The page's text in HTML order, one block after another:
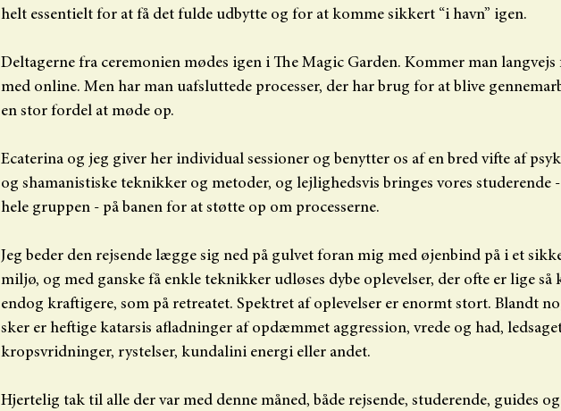
helt essentielt for at få det fulde udbytte og for at komme sikkert “i havn” igen.
Deltagerne fra ceremonien mødes igen i The Magic Garden. Kommer man langvejs
med online. Men har man uafsluttede processer, der har brug for at blive
en stor fordel at møde op.
Ecaterina og jeg giver her individual sessioner og benytter os af en bred vifte af
og shamanistiske teknikker og metoder, og lejlighedsvis bringes vores studerende
hele gruppen - på banen for at støtte op om processerne.
Jeg beder den rejsende lægge sig ned på gulvet foran mig med øjenbind på i et
miljø, og med ganske få enkle teknikker udløses dybe oplevelser, der ofte er lige så
endog kraftigere, som på retreatet. Spektret af oplevelser er enormt stort. Blandt
sker er heftige katarsis afladninger af opdæmmet aggression, vrede og had,
kropsvridninger, rystelser, kundalini energi eller andet.
Hjertelig tak til alle der var med denne måned, både rejsende, studerende, guides